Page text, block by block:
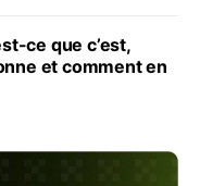
ce que c’est,
et comment en